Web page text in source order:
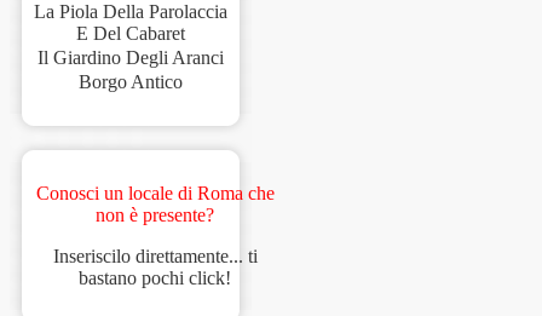
La Piola Della Parolaccia
E Del Cabaret
Il Giardino Degli Aranci
Borgo Antico
Conosci un locale di Roma che
non è presente?
Inseriscilo direttamente... ti
bastano pochi click!